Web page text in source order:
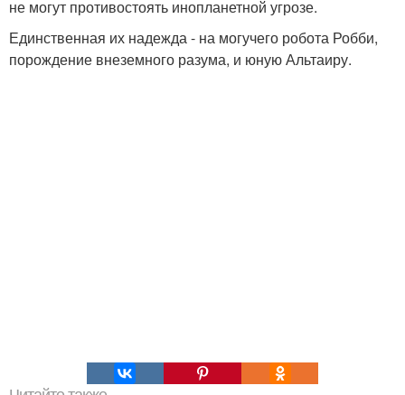
не могут противостоять инопланетной угрозе.
Единственная их надежда - на могучего робота Робби,
порождение внеземного разума, и юную Альтаиру.